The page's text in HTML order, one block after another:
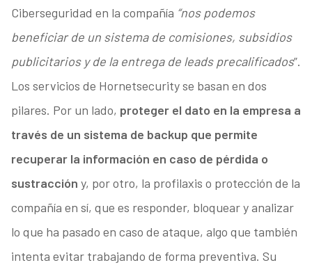
Ciberseguridad en la compañía “nos podemos
beneficiar de un sistema de comisiones, subsidios
publicitarios y de la entrega de leads precalificados”.
Los servicios de Hornetsecurity se basan en dos
pilares. Por un lado, proteger el dato en la empresa a
través de un sistema de backup que permite
recuperar la información en caso de pérdida o
sustracción y, por otro, la profilaxis o protección de la
compañía en sí, que es responder, bloquear y analizar
lo que ha pasado en caso de ataque, algo que también
intenta evitar trabajando de forma preventiva. Su